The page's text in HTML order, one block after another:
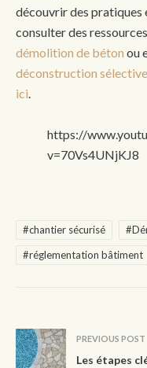
découvrir des pratiques
consulter des
démolition de béton ou
déconstruction sélective
ici.
https://
v=70Vs4UNjKJ8
#chantier sécurisé
#réglementation bâtiment
PREVIOUS POST
Les étapes